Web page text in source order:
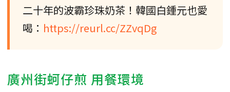
二十年的波霸珍珠奶茶！韓國白鍾元也愛
喝： https://reurl.cc/ZZvqDg
廣州街蚵仔煎 用餐環境